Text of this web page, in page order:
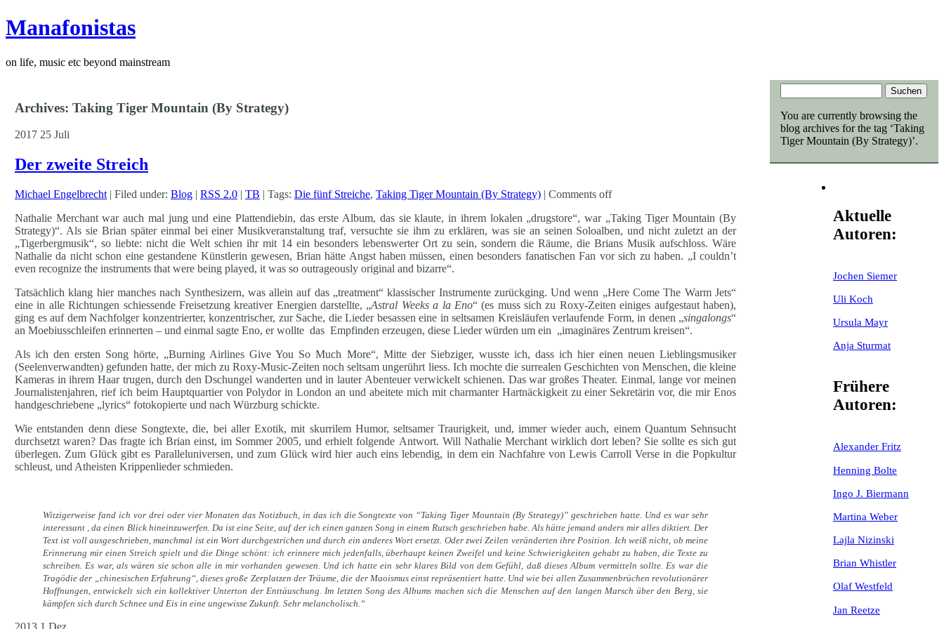
Manafonistas
on life, music etc beyond mainstream
You are currently browsing the
blog archives for the tag ‘Taking
Tiger Mountain (By Strategy)’.
Aktuelle
Autoren:
Jochen Siemer
Uli Koch
Ursula Mayr
Anja Sturmat
Frühere
Autoren:
Alexander Fritz
Henning Bolte
Ingo J. Biermann
Martina Weber
Lajla Nizinski
Brian Whistler
Olaf Westfeld
Jan Reetze
Archives: Taking Tiger Mountain (By Strategy)
2017 25 Juli
Der zweite Streich
Michael Engelbrecht | Filed under: Blog | RSS 2.0 | TB | Tags: Die fünf Streiche, Taking Tiger Mountain (By Strategy) | Comments off
Nathalie Merchant war auch mal jung und eine Plattendiebin, das erste Album, das sie klaute, in ihrem lokalen „drugstore“, war „Taking Tiger Mountain (By
Strategy)“. Als sie Brian später einmal bei einer Musikveranstaltung traf, versuchte sie ihm zu erklären, was sie an seinen Soloalben, und nicht zuletzt an der
„Tigerbergmusik“, so liebte: nicht die Welt schien ihr mit 14 ein besonders lebenswerter Ort zu sein, sondern die Räume, die Brians Musik aufschloss. Wäre
Nathalie da nicht schon eine gestandene Künstlerin gewesen, Brian hätte Angst haben müssen, einen besonders fanatischen Fan vor sich zu haben. „I couldn’t
even recognize the instruments that were being played, it was so outrageously original and bizarre“.
Tatsächlich klang hier manches nach Synthesizern, was allein auf das „treatment“ klassischer Instrumente zurückging. Und wenn „Here Come The Warm Jets“
eine in alle Richtungen schiessende Freisetzung kreativer Energien darstellte, „Astral Weeks a la Eno“ (es muss sich zu Roxy-Zeiten einiges aufgestaut haben),
ging es auf dem Nachfolger konzentrierter, konzentrischer, zur Sache, die Lieder besassen eine in seltsamen Kreisläufen verlaufende Form, in denen „singalongs“
an Moebiusschleifen erinnerten – und einmal sagte Eno, er wollte das Empfinden erzeugen, diese Lieder würden um ein „imaginäres Zentrum kreisen“.
Als ich den ersten Song hörte, „Burning Airlines Give You So Much More“, Mitte der Siebziger, wusste ich, dass ich hier einen neuen Lieblingsmusiker
(Seelenverwandten) gefunden hatte, der mich zu Roxy-Music-Zeiten noch seltsam ungerührt liess. Ich mochte die surrealen Geschichten von Menschen, die kleine
Kameras in ihrem Haar trugen, durch den Dschungel wanderten und in lauter Abenteuer verwickelt schienen. Das war großes Theater. Einmal, lange vor meinen
Journalistenjahren, rief ich beim Hauptquartier von Polydor in London an und abeitete mich mit charmanter Hartnäckigkeit zu einer Sekretärin vor, die mir Enos
handgeschriebene „lyrics“ fotokopierte und nach Würzburg schickte.
Wie entstanden denn diese Songtexte, die, bei aller Exotik, mit skurrilem Humor, seltsamer Traurigkeit, und, immer wieder auch, einem Quantum Sehnsucht
durchsetzt waren? Das fragte ich Brian einst, im Sommer 2005, und erhielt folgende Antwort. Will Nathalie Merchant wirklich dort leben? Sie sollte es sich gut
überlegen. Zum Glück gibt es Paralleluniversen, und zum Glück wird hier auch eins lebendig, in dem ein Nachfahre von Lewis Carroll Verse in die Popkultur
schleust, und Atheisten Krippenlieder schmieden.
Witzigerweise fand ich vor drei oder vier Monaten das Notizbuch, in das ich die Songtexte von “Taking Tiger Mountain (By Strategy)” geschrieben hatte. Und es war sehr
interessant , da einen Blick hineinzuwerfen. Da ist eine Seite, auf der ich einen ganzen Song in einem Rutsch geschrieben habe. Als hätte jemand anders mir alles diktiert. Der
Text ist voll ausgeschrieben, manchmal ist ein Wort durchgestrichen und durch ein anderes Wort ersetzt. Oder zwei Zeilen veränderten ihre Position. Ich weiß nicht, ob meine
Erinnerung mir einen Streich spielt und die Dinge schönt: ich erinnere mich jedenfalls, überhaupt keinen Zweifel und keine Schwierigkeiten gehabt zu haben, die Texte zu
schreiben. Es war, als wären sie schon alle in mir vorhanden gewesen. Und ich hatte ein sehr klares Bild von dem Gefühl, daß dieses Album vermitteln sollte. Es war die
Tragödie der „chinesischen Erfahrung“, dieses große Zerplatzen der Träume, die der Maoismus einst repräsentiert hatte. Und wie bei allen Zusammenbrüchen revolutionärer
Hoffnungen, entwickelt sich ein kollektiver Unterton der Enttäuschung. Im letzten Song des Albums machen sich die Menschen auf den langen Marsch über den Berg, sie
kämpfen sich durch Schnee und Eis in eine ungewisse Zukunft. Sehr melancholisch.“